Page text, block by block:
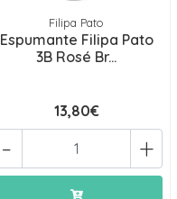
Filipa Pato
Espumante Filipa Pato
3B Rosé Br...
13,80€
+
-